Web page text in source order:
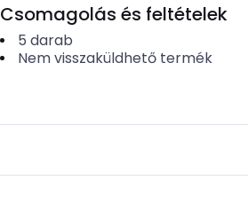
Csomagolás és feltételek
5 darab
Nem visszaküldhető termék